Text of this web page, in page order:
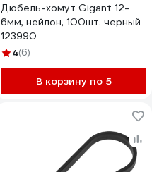
Дюбель-хомут Gigant 12-
6мм, нейлон, 100шт. черный
123990
4(6)
В корзину по 5